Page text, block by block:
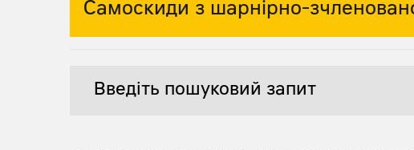
Самоскиди з шарнірно-